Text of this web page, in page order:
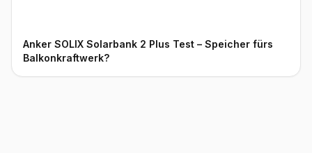
Anker SOLIX Solarbank 2 Plus Test – Speicher fürs
Balkonkraftwerk?